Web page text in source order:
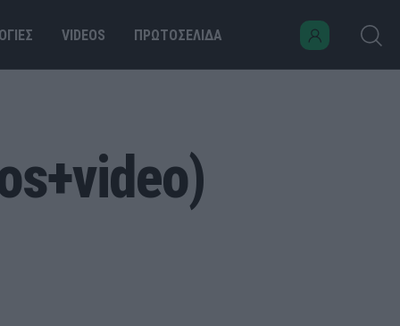
VIDEOS ΠΡΩΤΟΣΕΛΙΔΑ